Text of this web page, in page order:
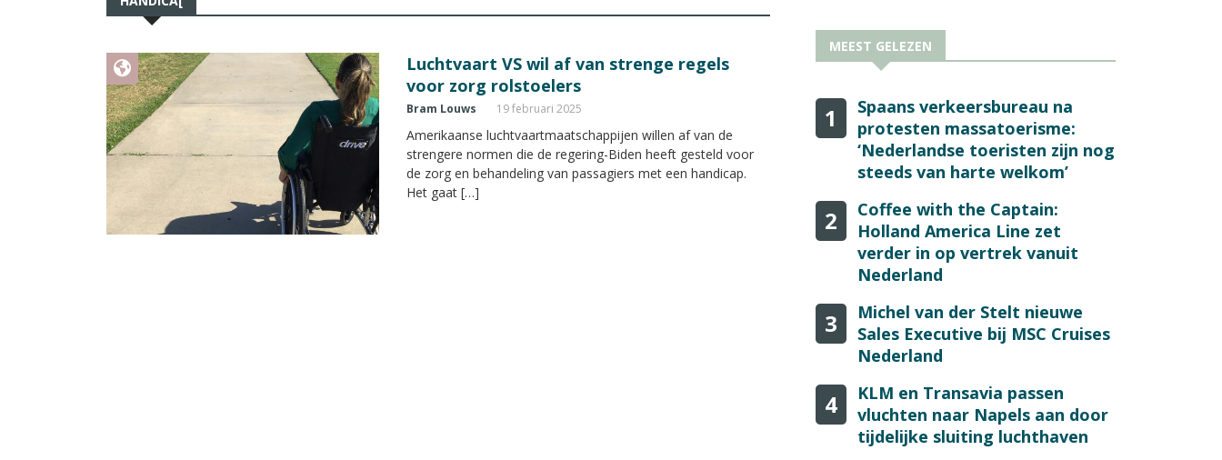
Luchtvaart VS wil af van strenge regels
voor zorg rolstoelers
Bram Louws 19 februari 2025
Amerikaanse luchtvaartmaatschappijen willen af van de
strengere normen die de regering-Biden heeft gesteld voor
de zorg en behandeling van passagiers met een handicap.
Het gaat […]
MEEST GELEZEN
1
Spaans verkeersbureau na
protesten massatoerisme:
‘Nederlandse toeristen zijn nog
steeds van harte welkom’
2
Coffee with the Captain:
Holland America Line zet
verder in op vertrek vanuit
Nederland
3
Michel van der Stelt nieuwe
Sales Executive bij MSC Cruises
Nederland
4
KLM en Transavia passen
vluchten naar Napels aan door
tijdelijke sluiting luchthaven